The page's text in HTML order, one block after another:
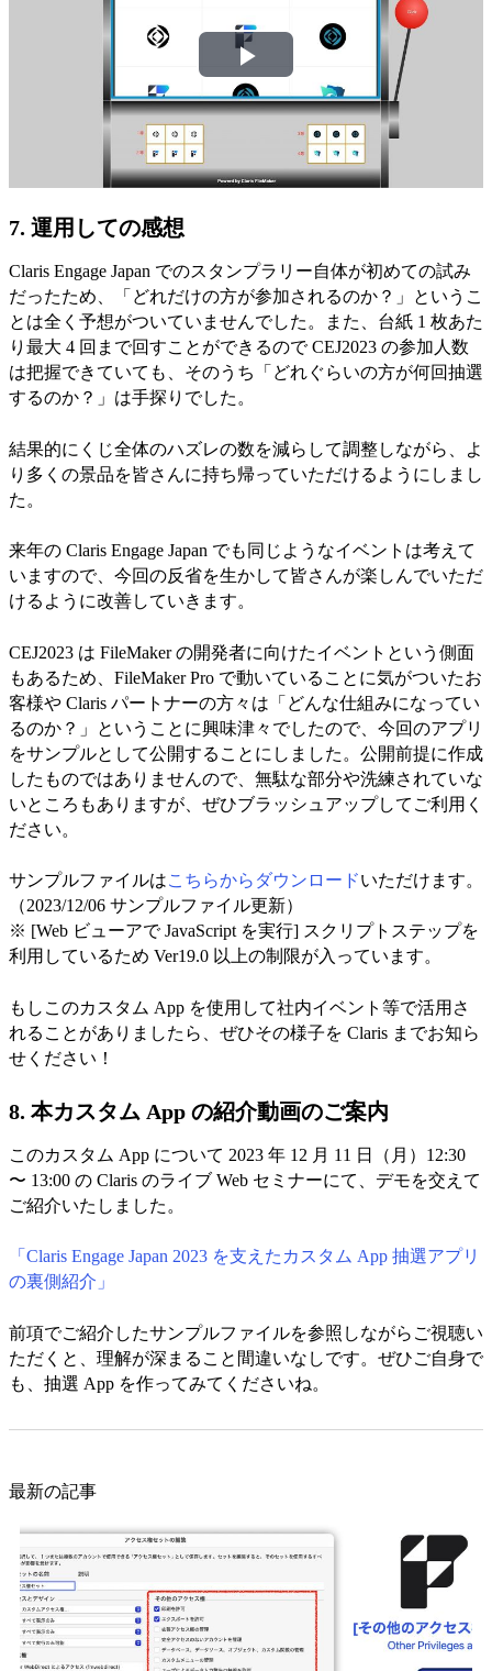
Play
Video
7. 運用しての感想
Claris Engage Japan でのスタンプラリー自体が初めての試み
だったため、「どれだけの方が参加されるのか？」というこ
とは全く予想がついていませんでした。また、台紙 1 枚あた
り最大 4 回まで回すことができるので CEJ2023 の参加人数
は把握できていても、そのうち「どれぐらいの方が何回抽選
するのか？」は手探りでした。
結果的にくじ全体のハズレの数を減らして調整しながら、よ
り多くの景品を皆さんに持ち帰っていただけるようにしまし
た。
来年の Claris Engage Japan でも同じようなイベントは考えて
いますので、今回の反省を生かして皆さんが楽しんでいただ
けるように改善していきます。
CEJ2023 は FileMaker の開発者に向けたイベントという側面
もあるため、FileMaker Pro で動いていることに気がついたお
客様や Claris パートナーの方々は「どんな仕組みになってい
るのか？」ということに興味津々でしたので、今回のアプリ
をサンプルとして公開することにしました。公開前提に作成
したものではありませんので、無駄な部分や洗練されていな
いところもありますが、ぜひブラッシュアップしてご利用く
ださい。
サンプルファイルはこちらからダウンロードいただけます。
（2023/12/06 サンプルファイル更新）
※ [Web ビューアで JavaScript を実行] スクリプトステップを
利用しているため Ver19.0 以上の制限が入っています。
もしこのカスタム App を使用して社内イベント等で活用さ
れることがありましたら、ぜひその様子を Claris までお知ら
せください！
8. 本カスタム App の紹介動画のご案内
このカスタム App について 2023 年 12 月 11 日（月）12:30
〜 13:00 の Claris のライブ Web セミナーにて、デモを交えて
ご紹介いたしました。
「Claris Engage Japan 2023 を支えたカスタム App 抽選アプリ
の裏側紹介」
前項でご紹介したサンプルファイルを参照しながらご視聴い
ただくと、理解が深まること間違いなしです。ぜひご自身で
も、抽選 App を作ってみてくださいね。
最新の記事